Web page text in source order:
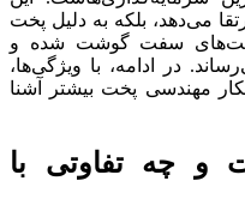
می‌دهد، بلکه به دلیل پخت
سفت گوشت شده و
در ادامه، با ویژگی‌ها،
مهندسی پخت بیشتر آشنا
و چه تفاوتی با